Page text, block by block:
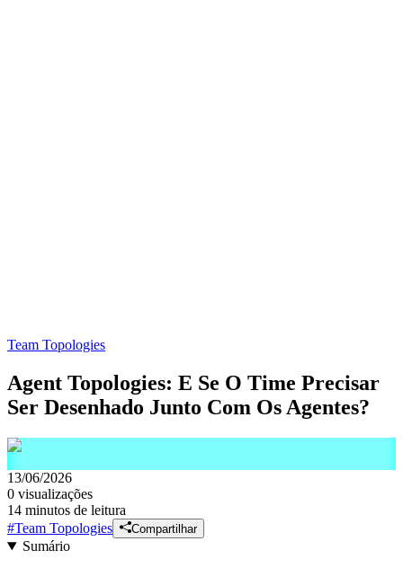
Team Topologies
Agent Topologies: E Se O Time Precisar
Ser Desenhado Junto Com Os Agentes?
13/06/2026
0 visualizações
14 minutos de leitura
#Team Topologies Compartilhar
Sumário